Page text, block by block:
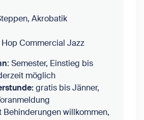
Akrobatik
Commercial Jazz
: Semester, Einstieg bis
möglich
gratis bis Jänner,
Behinderungen willkommen,